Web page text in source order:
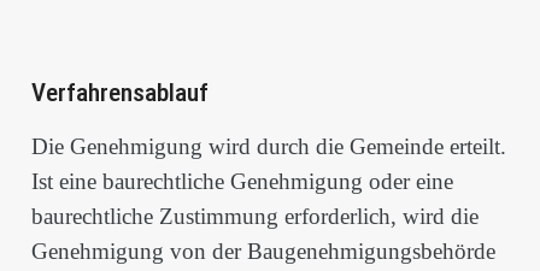
Verfahrensablauf
Die Genehmigung wird durch die Gemeinde erteilt.
Ist eine baurechtliche Genehmigung oder eine
baurechtliche Zustimmung erforderlich, wird die
Genehmigung von der Baugenehmigungsbehörde